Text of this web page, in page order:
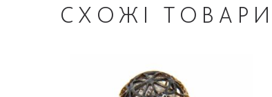
СХОЖІ ТОВАРИ